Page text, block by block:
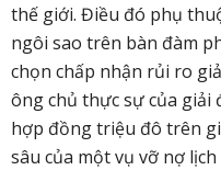
thế giới. Điều đó phụ
ngôi sao trên bàn đàm
chọn chấp nhận rủi ro
ông chủ thực sự của giải
hợp đồng triệu đô trên
sâu của một vụ vỡ nợ